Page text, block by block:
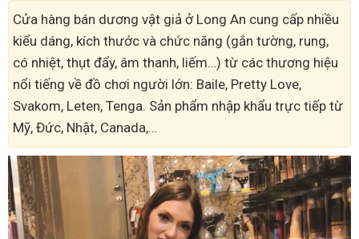
Cửa hàng bán dương vật giả ở Long An cung cấp nhiều
kiểu dáng, kích thước và chức năng (gắn tường, rung,
có nhiệt, thụt đẩy, âm thanh, liếm…) từ các thương hiệu
nổi tiếng về đồ chơi người lớn: Baile, Pretty Love,
Svakom, Leten, Tenga. Sản phẩm nhập khẩu trực tiếp từ
Mỹ, Đức, Nhật, Canada,…